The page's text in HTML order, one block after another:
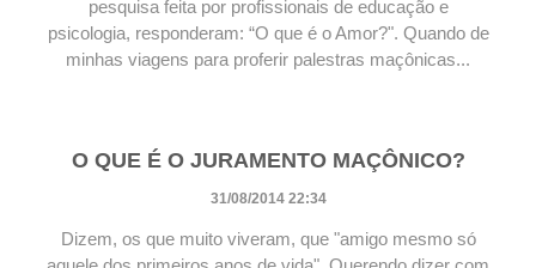
pesquisa feita por profissionais de educação e
psicologia, responderam: “O que é o Amor?". Quando de
minhas viagens para proferir palestras maçônicas...
O QUE É O JURAMENTO MAÇÔNICO?
31/08/2014 22:34
Dizem, os que muito viveram, que "amigo mesmo só